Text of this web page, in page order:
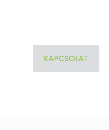
KAPCSOLAT